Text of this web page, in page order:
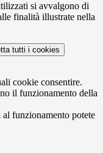
si avvalgono di
finalità illustrate nella
tutti i cookies
cookie consentire.
il funzionamento della
al funzionamento potete